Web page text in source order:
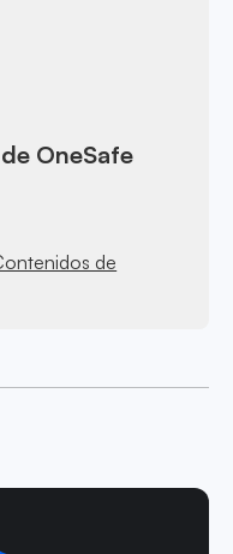
OneSafe
de